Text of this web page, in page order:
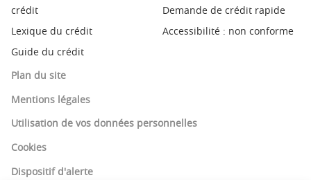
crédit
Lexique du crédit
Guide du crédit
Demande de crédit rapide
Accessibilité : non conforme
Plan du site
Mentions légales
Utilisation de vos données personnelles
Cookies
Dispositif d'alerte